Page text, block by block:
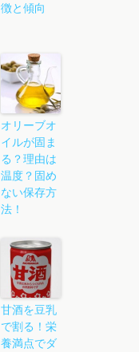
徴と傾向
オリーブオ
イルが固ま
る？理由は
温度？固め
ない保存方
法！
甘酒を豆乳
で割る！栄
養満点でダ